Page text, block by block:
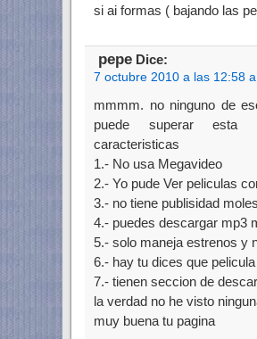
si ai formas ( bajando las
pepe Dice:
7 octubre 2010 a las 12:58
mmmm. no ninguno de
puede superar esta
caracteristicas
1.- No usa Megavideo
2.- Yo pude Ver peliculas
3.- no tiene publisidad
4.- puedes descargar mp3
5.- solo maneja estrenos y
6.- hay tu dices que
7.- tienen seccion de
la verdad no he visto
muy buena tu pagina